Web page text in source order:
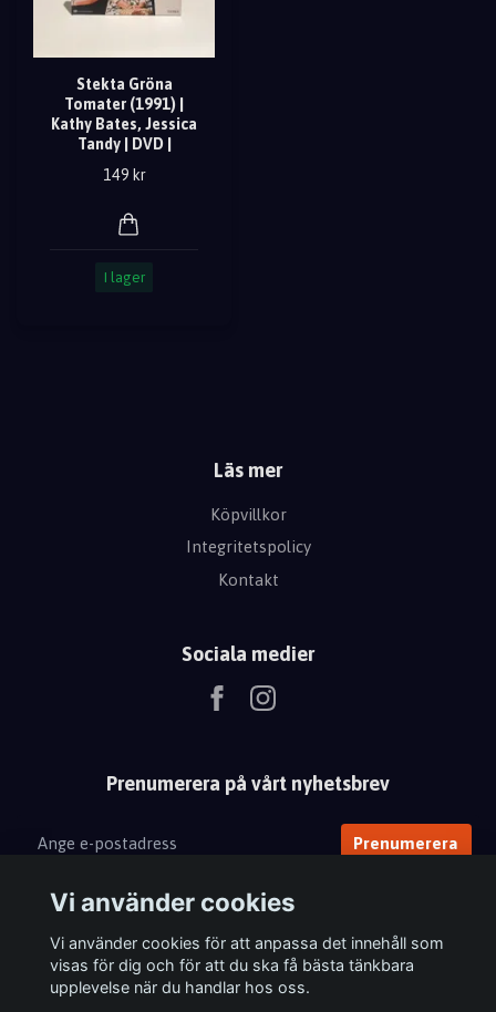
Stekta Gröna
Tomater (1991) |
Kathy Bates, Jessica
Tandy | DVD |
149 kr
I lager
Läs mer
Köpvillkor
Integritetspolicy
Kontakt
Sociala medier
Prenumerera på vårt nyhetsbrev
Prenumerera
Vi använder cookies
Vi använder cookies för att anpassa det innehåll som
visas för dig och för att du ska få bästa tänkbara
upplevelse när du handlar hos oss.